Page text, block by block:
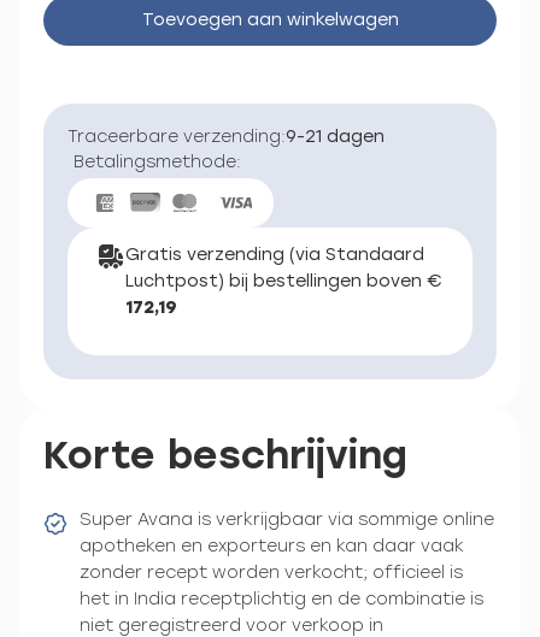
Toevoegen aan winkelwagen
Traceerbare verzending:9-21 dagen
Betalingsmethode:
Gratis verzending (via Standaard
Luchtpost) bij bestellingen boven €
172,19
Korte beschrijving
Super Avana is verkrijgbaar via sommige online
apotheken en exporteurs en kan daar vaak
zonder recept worden verkocht; officieel is
het in India receptplichtig en de combinatie is
niet geregistreerd voor verkoop in